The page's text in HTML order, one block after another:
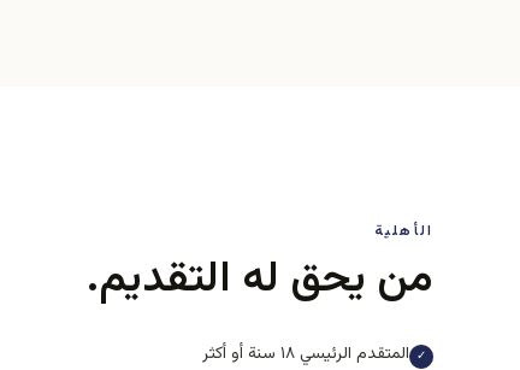
الأهلية
من يحق له التقديم.
✓ المتقدم الرئيسي ١٨ سنة أو أكثر